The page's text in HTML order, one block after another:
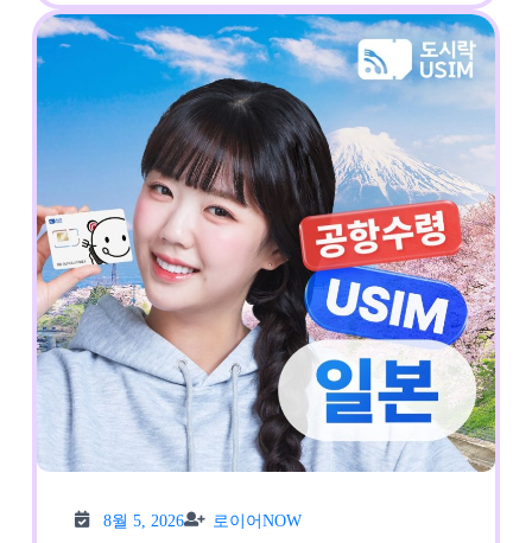
탈
리
아
스
위
스
터
키
e
심
보
8월 5, 2026
5,
로이어NOW
어